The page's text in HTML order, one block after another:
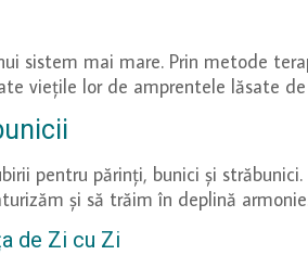
sistem mai mare. Prin metode
viețile lor de amprentele lăsate
pentru părinți, bunici și
și să trăim în deplină
de Zi cu Zi